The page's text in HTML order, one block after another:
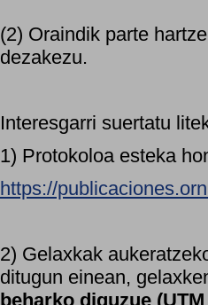
(2) Oraindik parte
dezakezu.
Interesgarri suertatu
1) Protokoloa esteka
https://
2) Gelaxkak
ditugun einean,
beharko diguzue